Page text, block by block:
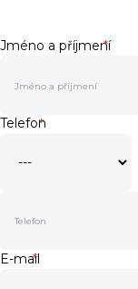
Jméno a příjmení
*
Telefon
*
E-mail
*